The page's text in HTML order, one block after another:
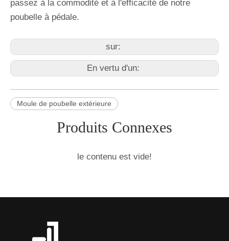
passez à la commodité et à l'efficacité de notre
poubelle à pédale.
sur:
En vertu d'un:
Moule de poubelle extérieure
Produits Connexes
le contenu est vide!